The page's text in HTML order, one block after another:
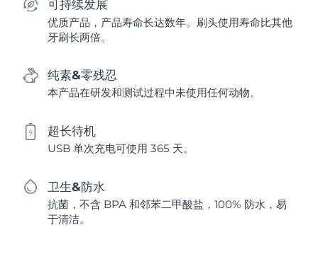
可持续发展
优质产品，产品寿命长达数年。刷头使用寿命比其他
牙刷长两倍。
纯素&零残忍
本产品在研发和测试过程中未使用任何动物。
超长待机
USB 单次充电可使用 365 天。
卫生&防水
抗菌，不含 BPA 和邻苯二甲酸盐，100% 防水，易
于清洁。